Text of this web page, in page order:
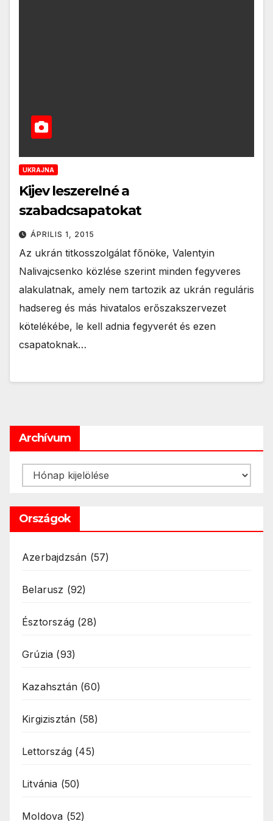
UKRAJNA
Kijev leszerelné a
szabadcsapatokat
ÁPRILIS 1, 2015
Az ukrán titkosszolgálat főnöke, Valentyin
Nalivajcsenko közlése szerint minden fegyveres
alakulatnak, amely nem tartozik az ukrán reguláris
hadsereg és más hivatalos erőszakszervezet
kötelékébe, le kell adnia fegyverét és ezen
csapatoknak…
Archívum
Archívum
Országok
Azerbajdzsán (57)
Belarusz (92)
Észtország (28)
Grúzia (93)
Kazahsztán (60)
Kirgizisztán (58)
Lettország (45)
Litvánia (50)
Moldova (52)